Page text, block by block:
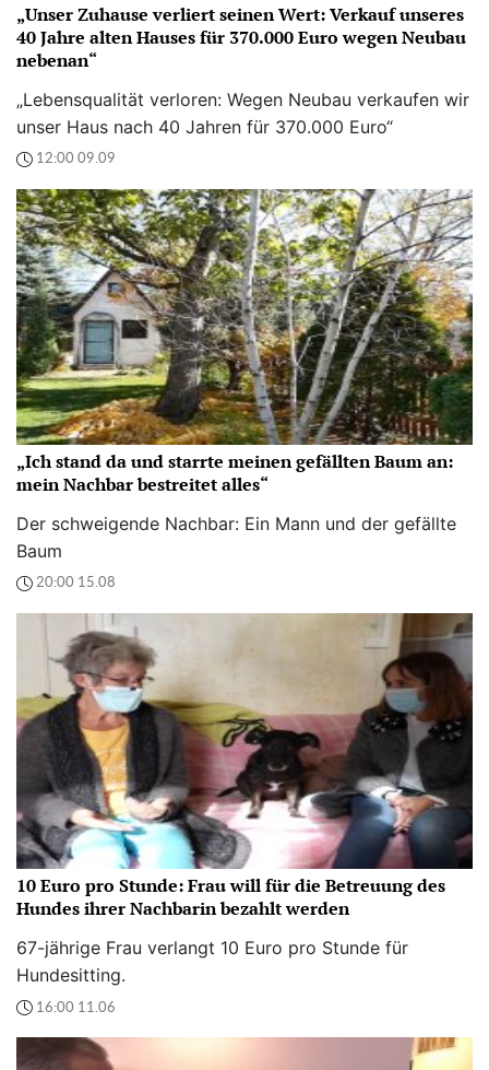
„Unser Zuhause verliert seinen Wert: Verkauf unseres
40 Jahre alten Hauses für 370.000 Euro wegen Neubau
nebenan“
„Lebensqualität verloren: Wegen Neubau verkaufen wir
unser Haus nach 40 Jahren für 370.000 Euro“
12:00 09.09
„Ich stand da und starrte meinen gefällten Baum an:
mein Nachbar bestreitet alles“
Der schweigende Nachbar: Ein Mann und der gefällte
Baum
20:00 15.08
10 Euro pro Stunde: Frau will für die Betreuung des
Hundes ihrer Nachbarin bezahlt werden
67-jährige Frau verlangt 10 Euro pro Stunde für
Hundesitting.
16:00 11.06